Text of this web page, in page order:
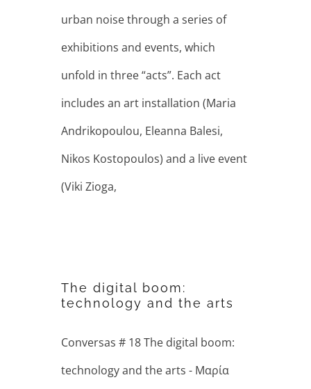
urban noise through a series of
exhibitions and events, which
unfold in three “acts”. Each act
includes an art installation (Maria
Andrikopoulou, Eleanna Balesi,
Nikos Kostopoulos) and a live event
(Viki Zioga,
arts
The digital boom:
technology and the arts
Conversas # 18 The digital boom:
technology and the arts - Μαρία